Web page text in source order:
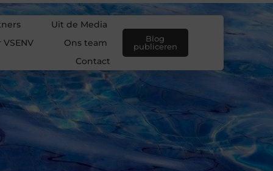
Uit de Media
VSENV
Ons team
Contact
Blog
publiceren